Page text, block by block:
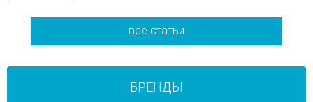
все статьи
БРЕНДЫ